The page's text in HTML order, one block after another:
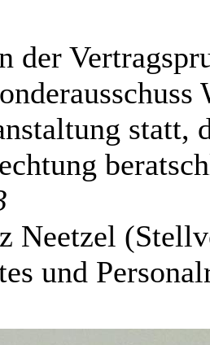
Neetzel
und